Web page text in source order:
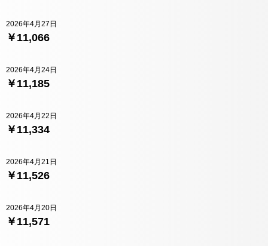
￥11,066
2026年4月27日
￥11,185
2026年4月24日
￥11,334
2026年4月22日
￥11,526
2026年4月21日
￥11,571
2026年4月20日